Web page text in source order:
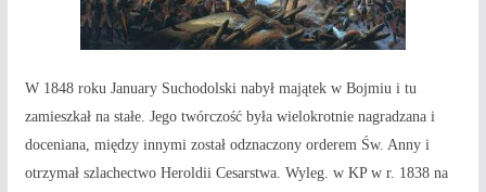
W 1848 roku January Suchodolski nabył majątek w Bojmiu i tu
zamieszkał na stałe. Jego twórczość była wielokrotnie nagradzana i
doceniana, między innymi został odznaczony orderem Św. Anny i
otrzymał szlachectwo Heroldii Cesarstwa. Wyleg. w KP w r. 1838 na